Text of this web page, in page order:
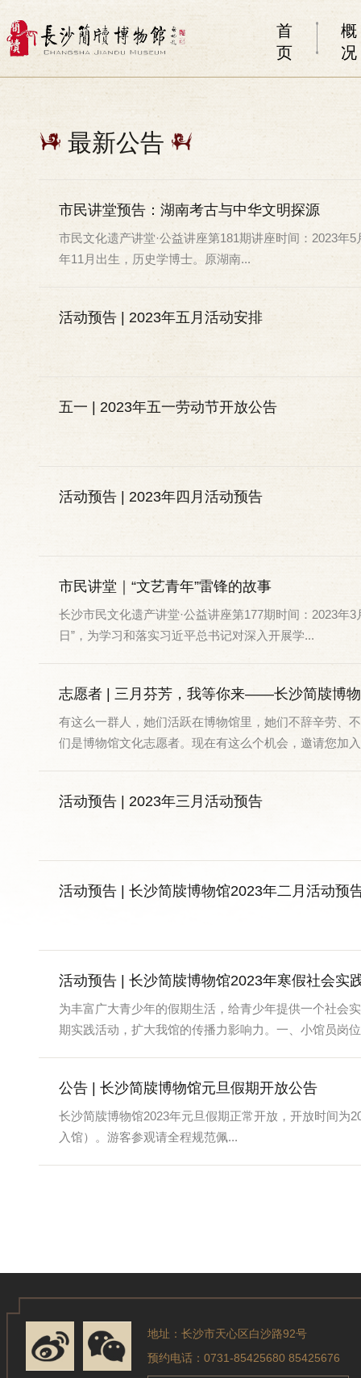
首
页
概
况
最新公告
市民讲堂预告：湖南考古与中华文明探源
市民文化遗产讲堂·公益讲座第181期讲座时间：2023年
年11月出生，历史学博士。原湖南...
活动预告 | 2023年五月活动安排
五一 | 2023年五一劳动节开放公告
活动预告 | 2023年四月活动预告
市民讲堂｜“文艺青年”雷锋的故事
长沙市民文化遗产讲堂·公益讲座第177期时间：2023年
日”，为学习和落实习近平总书记对深入开展学...
志愿者 | 三月芬芳，我等你来——长沙简牍博
有这么一群人，她们活跃在博物馆里，她们不辞辛劳、
们是博物馆文化志愿者。现在有这么个机会，邀请您加
活动预告 | 2023年三月活动预告
活动预告 | 长沙简牍博物馆2023年二月活动预
活动预告 | 长沙简牍博物馆2023年寒假社会实
为丰富广大青少年的假期生活，给青少年提供一个社会
期实践活动，扩大我馆的传播力影响力。一、小馆员岗
公告 | 长沙简牍博物馆元旦假期开放公告
长沙简牍博物馆2023年元旦假期正常开放，开放时间为
入馆）。游客参观请全程规范佩...
地址：长沙市天心区白沙路92号
预约电话：0731-85425680 85425676